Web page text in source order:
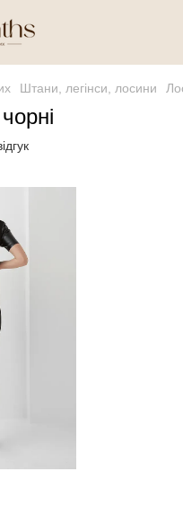
Штани, легінси, лосини